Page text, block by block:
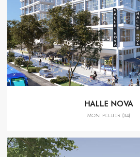
HALLE NOVA
MONTPELLIER (34)